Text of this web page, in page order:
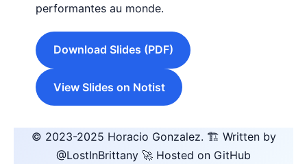
performantes au monde.
Download Slides (PDF)
View Slides on Notist
© 2023-2025 Horacio Gonzalez. 🏗️ Written by
@LostInBrittany 🚀 Hosted on GitHub